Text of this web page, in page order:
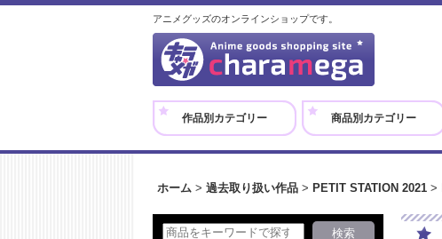
アニメグッズのオンラインショップです。
作品別カテゴリー 商品別カテゴリー
ホーム > 過去取り扱い作品 > PETIT STATION 2021 >